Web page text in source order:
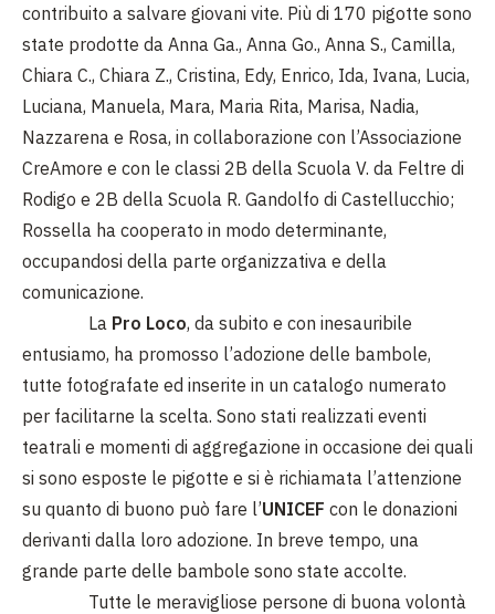
contribuito a salvare giovani vite. Più di 170 pigotte sono
state prodotte da Anna Ga., Anna Go., Anna S., Camilla,
Chiara C., Chiara Z., Cristina, Edy, Enrico, Ida, Ivana, Lucia,
Luciana, Manuela, Mara, Maria Rita, Marisa, Nadia,
Nazzarena e Rosa, in collaborazione con l’Associazione
CreAmore e con le classi 2B della Scuola V. da Feltre di
Rodigo e 2B della Scuola R. Gandolfo di Castellucchio;
Rossella ha cooperato in modo determinante,
occupandosi della parte organizzativa e della
comunicazione.
La Pro Loco, da subito e con inesauribile
entusiamo, ha promosso l’adozione delle bambole,
tutte fotografate ed inserite in un catalogo numerato
per facilitarne la scelta. Sono stati realizzati eventi
teatrali e momenti di aggregazione in occasione dei quali
si sono esposte le pigotte e si è richiamata l’attenzione
su quanto di buono può fare l’UNICEF con le donazioni
derivanti dalla loro adozione. In breve tempo, una
grande parte delle bambole sono state accolte.
Tutte le meravigliose persone di buona volontà